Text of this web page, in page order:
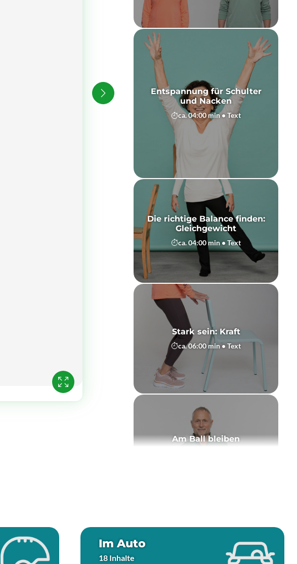
Entspannung für Schulter
und Nacken
ca. 04:00 min • Text
Die richtige Balance finden:
Gleichgewicht
ca. 04:00 min • Text
Stark sein: Kraft
ca. 06:00 min • Text
Am Ball bleiben
Im Auto
18 Inhalte